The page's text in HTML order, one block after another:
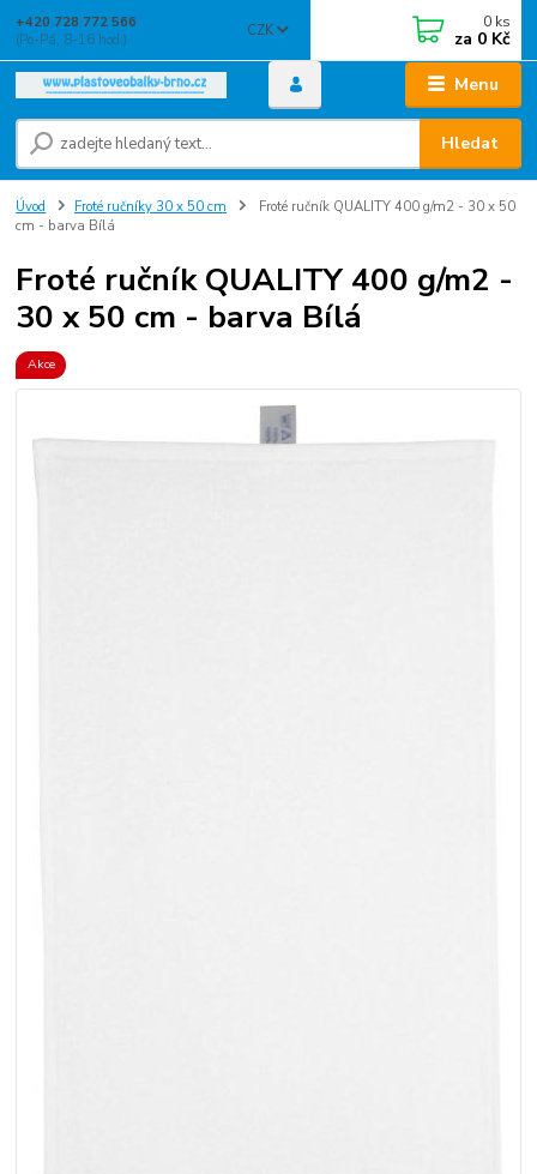
Menu
CZK
Hledat
+420 728 772 566
(Po-Pá, 8-16 hod.)
0 ks
za 0 Kč
Úvod Froté ručníky 30 x 50 cm
Froté ručník QUALITY 400 g/m2 - 30 x 50
cm - barva Bílá
Froté ručník QUALITY 400 g/m2 -
30 x 50 cm - barva Bílá
Akce